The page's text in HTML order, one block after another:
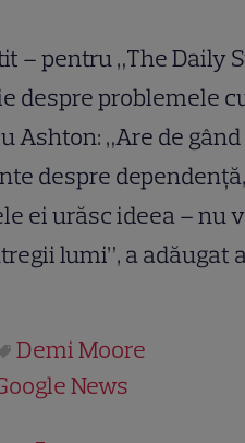
– pentru „The Daily
despre problemele
Ashton: „Are de
despre
ei urăsc ideea – nu
lumi”, a adăugat
Demi Moore
News